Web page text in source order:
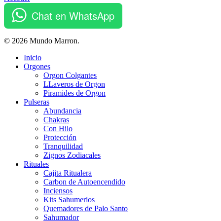
Chat en WhatsApp
© 2026 Mundo Marron.
Close
Menu
Inicio
Orgones
Orgon Colgantes
LLaveros de Orgon
Piramides de Orgon
Pulseras
Abundancia
Chakras
Con Hilo
Protección
Tranquilidad
Zignos Zodiacales
Rituales
Cajita Ritualera
Carbon de Autoencendido
Inciensos
Kits Sahumerios
Quemadores de Palo Santo
Sahumador